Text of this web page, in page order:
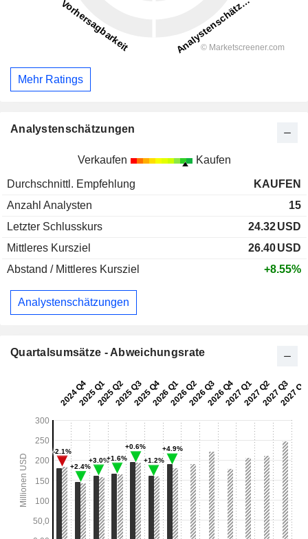
Mehr Ratings
Analystenschätzungen
Verkaufen Kaufen
Durchschnittl. Empfehlung
KAUFEN
Anzahl Analysten
15
Letzter Schlusskurs
24.32USD
Mittleres Kursziel
26.40USD
Abstand / Mittleres Kursziel
+8.55%
Analystenschätzungen
Quartalsumsätze - Abweichungsrate